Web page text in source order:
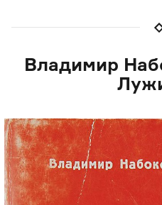
Владимир